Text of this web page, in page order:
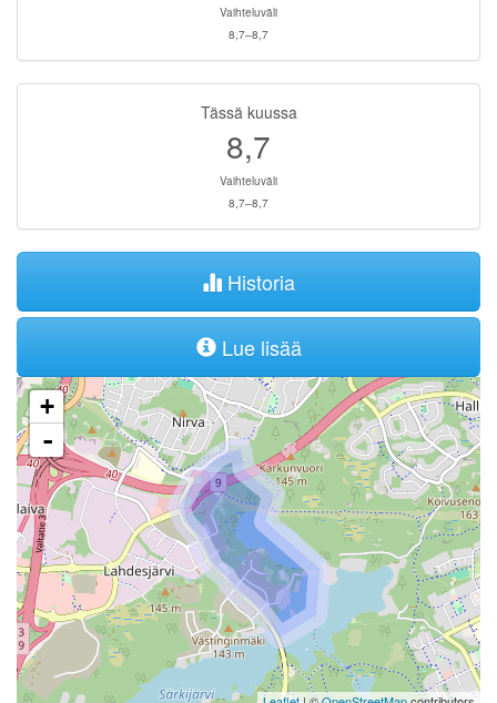
Vaihteluväli
8,7–8,7
Tässä kuussa
8,7
Vaihteluväli
8,7–8,7
Historia
Lue lisää
+
-